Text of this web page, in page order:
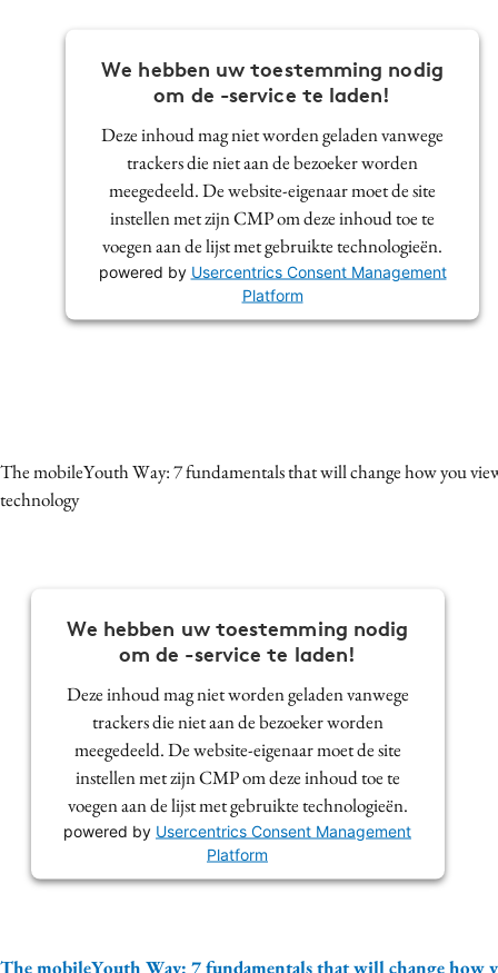
We hebben uw toestemming nodig
om de -service te laden!
Deze inhoud mag niet worden geladen vanwege
trackers die niet aan de bezoeker worden
meegedeeld. De website-eigenaar moet de site
instellen met zijn CMP om deze inhoud toe te
voegen aan de lijst met gebruikte technologieën.
powered by Usercentrics Consent Management
Platform
The mobileYouth Way: 7 fundamentals that will change how you
technology
We hebben uw toestemming nodig
om de -service te laden!
Deze inhoud mag niet worden geladen vanwege
trackers die niet aan de bezoeker worden
meegedeeld. De website-eigenaar moet de site
instellen met zijn CMP om deze inhoud toe te
voegen aan de lijst met gebruikte technologieën.
powered by Usercentrics Consent Management
Platform
The mobileYouth Way: 7 fundamentals that will change how